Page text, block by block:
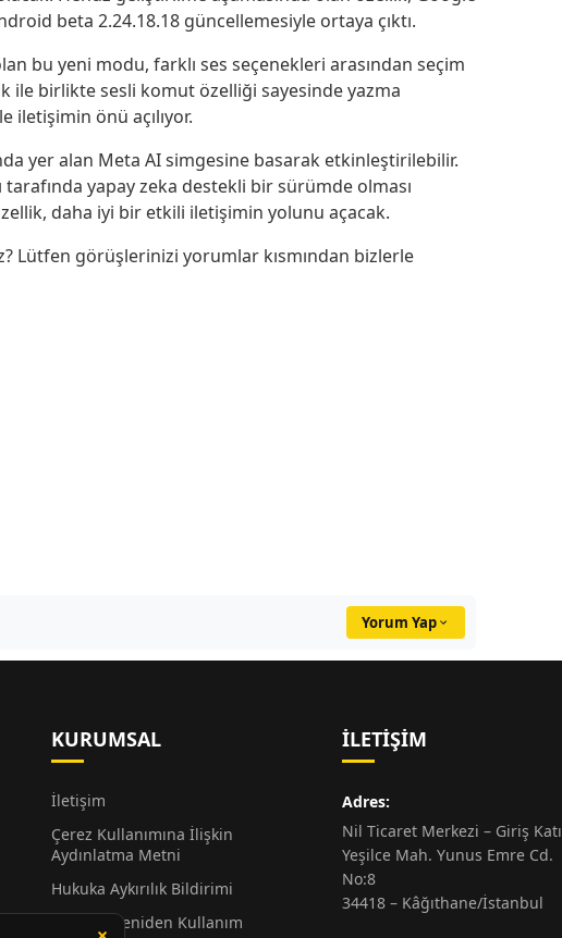
beta 2.24.18.18 güncellemesiyle ortaya çıktı.
bu yeni modu, farklı ses seçenekleri arasından seçim
ile birlikte sesli komut özelliği sayesinde yazma
önü açılıyor.
yer alan Meta AI simgesine basarak etkinleştirilebilir.
yapay zeka destekli bir sürümde olması
daha iyi bir etkili iletişimin yolunu açacak.
Lütfen görüşlerinizi yorumlar kısmından bizlerle
Yorum Yap
KURUMSAL
İletişim
Çerez Kullanımına İlişkin
Aydınlatma Metni
Hukuka Aykırılık Bildirimi
Alıntı ve Yeniden Kullanım
İLETIŞIM
Adres:
Nil Ticaret Merkezi – Giriş Katı
Yeşilce Mah. Yunus Emre Cd.
No:8
34418 – Kâğıthane/İstanbul